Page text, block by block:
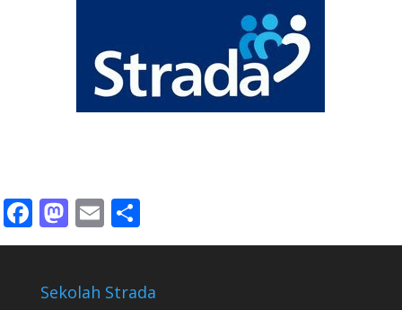
Facebook
Mastodon
Email
Sekolah Strada